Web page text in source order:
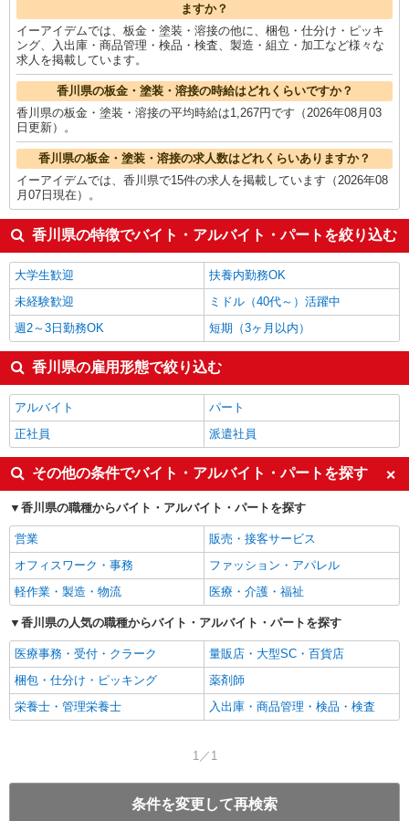
ますか？
イーアイデムでは、板金・塗装・溶接の他に、梱包・仕分け・ピッキ
ング、入出庫・商品管理・検品・検査、製造・組立・加工など様々な
求人を掲載しています。
香川県の板金・塗装・溶接の時給はどれくらいですか？
香川県の板金・塗装・溶接の平均時給は1,267円です（2026年08月03
日更新）。
香川県の板金・塗装・溶接の求人数はどれくらいありますか？
イーアイデムでは、香川県で15件の求人を掲載しています（2026年08
月07日現在）。
香川県の特徴でバイト・アルバイト・パートを絞り込む
大学生歓迎
扶養内勤務OK
未経験歓迎
ミドル（40代～）活躍中
週2～3日勤務OK
短期（3ヶ月以内）
香川県の雇用形態で絞り込む
アルバイト
パート
正社員
派遣社員
その他の条件でバイト・アルバイト・パートを探す
香川県の職種からバイト・アルバイト・パートを探す
営業
販売・接客サービス
オフィスワーク・事務
ファッション・アパレル
軽作業・製造・物流
医療・介護・福祉
香川県の人気の職種からバイト・アルバイト・パートを探す
医療事務・受付・クラーク
量販店・大型SC・百貨店
梱包・仕分け・ピッキング
薬剤師
栄養士・管理栄養士
入出庫・商品管理・検品・検査
1／1
条件を変更して再検索